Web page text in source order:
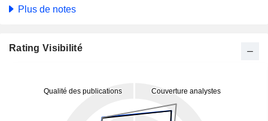
Plus de notes
Rating Visibilité